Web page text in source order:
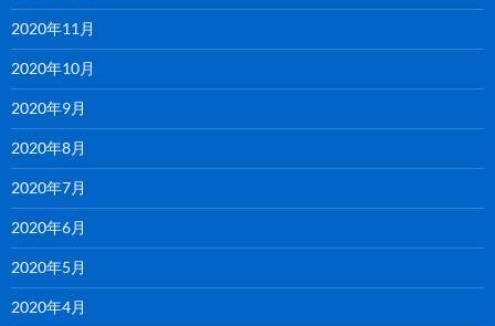
2020年11月
2020年10月
2020年9月
2020年8月
2020年7月
2020年6月
2020年5月
2020年4月